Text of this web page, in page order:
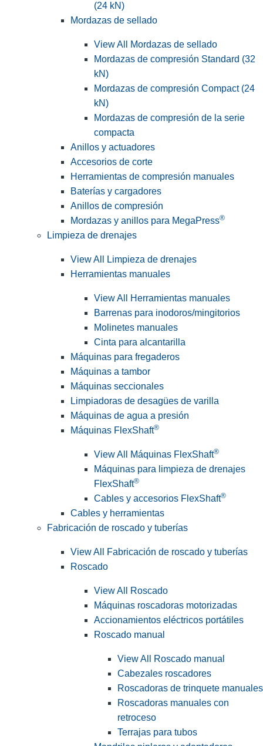
(24 kN)
Mordazas de sellado
View All Mordazas de sellado
Mordazas de compresión Standard (32
kN)
Mordazas de compresión Compact (24
kN)
Mordazas de compresión de la serie
compacta
Anillos y actuadores
Accesorios de corte
Herramientas de compresión manuales
Baterías y cargadores
Anillos de compresión
Mordazas y anillos para MegaPress®
Limpieza de drenajes
View All Limpieza de drenajes
Herramientas manuales
View All Herramientas manuales
Barrenas para inodoros/mingitorios
Molinetes manuales
Cinta para alcantarilla
Máquinas para fregaderos
Máquinas a tambor
Máquinas seccionales
Limpiadoras de desagües de varilla
Máquinas de agua a presión
Máquinas FlexShaft®
View All Máquinas FlexShaft®
Máquinas para limpieza de drenajes
FlexShaft®
Cables y accesorios FlexShaft®
Cables y herramientas
Fabricación de roscado y tuberías
View All Fabricación de roscado y tuberías
Roscado
View All Roscado
Máquinas roscadoras motorizadas
Accionamientos eléctricos portátiles
Roscado manual
View All Roscado manual
Cabezales roscadores
Roscadoras de trinquete manuales
Roscadoras manuales con
retroceso
Terrajas para tubos